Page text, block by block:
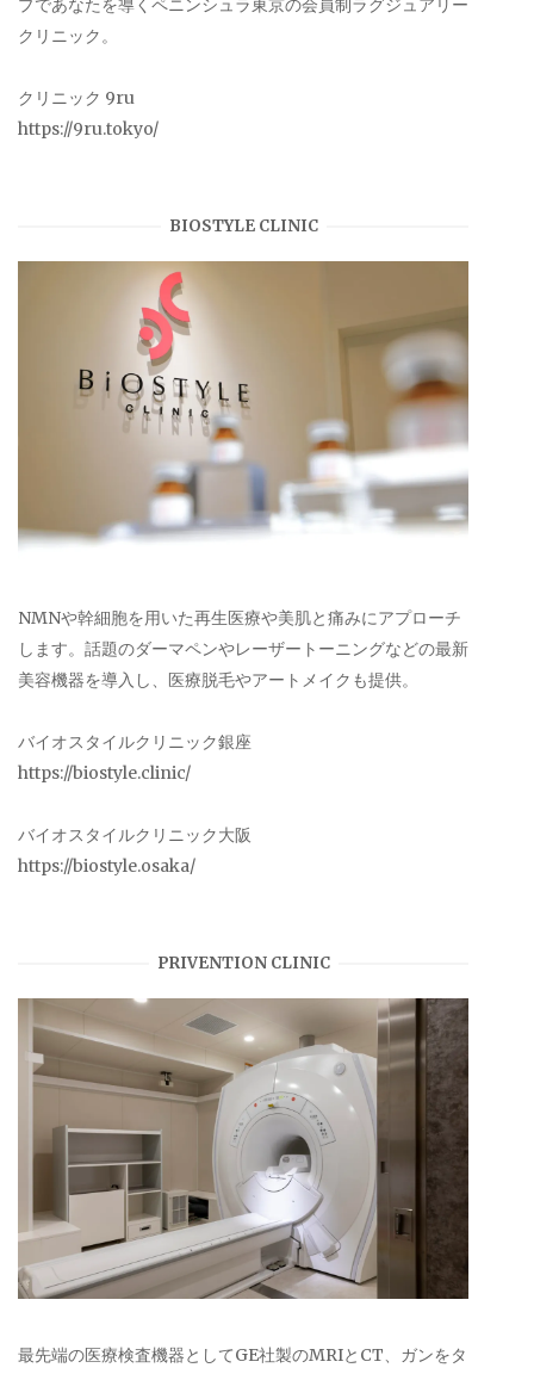
プであなたを導くペニンシュラ東京の会員制ラグジュアリー
クリニック。
クリニック 9ru
https://9ru.tokyo/
BIOSTYLE CLINIC
NMNや幹細胞を用いた再生医療や美肌と痛みにアプローチ
します。話題のダーマペンやレーザートーニングなどの最新
美容機器を導入し、医療脱毛やアートメイクも提供。
バイオスタイルクリニック銀座
https://biostyle.clinic/
バイオスタイルクリニック大阪
https://biostyle.osaka/
PRIVENTION CLINIC
最先端の医療検査機器としてGE社製のMRIとCT、ガンをタ